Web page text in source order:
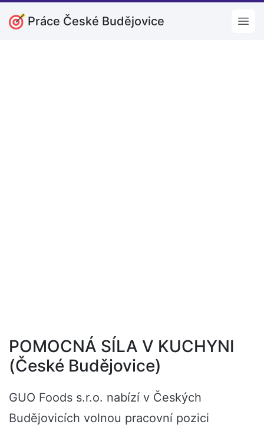
Práce České Budějovice
POMOCNÁ SÍLA V KUCHYNI
(České Budějovice)
GUO Foods s.r.o. nabízí v Českých
Budějovicích volnou pracovní pozici